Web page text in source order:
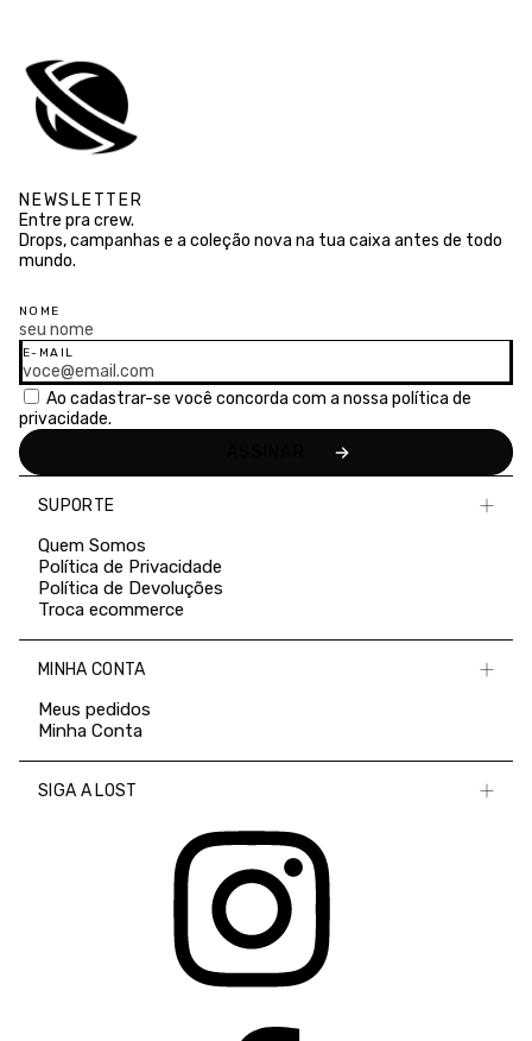
NEWSLETTER
Entre pra crew.
Drops, campanhas e a coleção nova na tua caixa antes de todo
mundo.
NOME
E-MAIL
Ao cadastrar-se você concorda com a nossa política de
privacidade.
SUPORTE
Quem Somos
Política de Privacidade
Política de Devoluções
Troca ecommerce
MINHA CONTA
Meus pedidos
Minha Conta
SIGA A LOST